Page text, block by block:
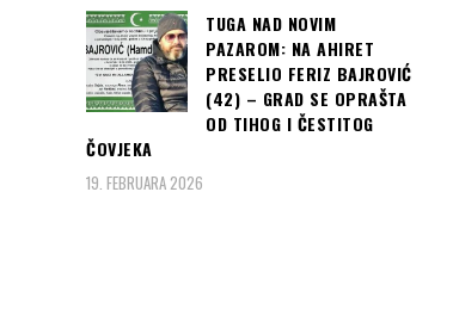
TUGA NAD NOVIM
PAZAROM: NA AHIRET
PRESELIO FERIZ BAJROVIĆ
(42) – GRAD SE OPRAŠTA
OD TIHOG I ČESTITOG
ČOVJEKA
19. FEBRUARA 2026